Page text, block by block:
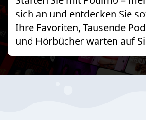
sich an und entdecken Sie
Ihre Favoriten, Tausende
und Hörbücher warten auf